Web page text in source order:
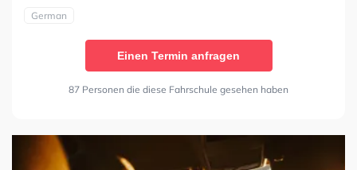
German
Einen Termin anfragen
87 Personen die diese Fahrschule gesehen haben